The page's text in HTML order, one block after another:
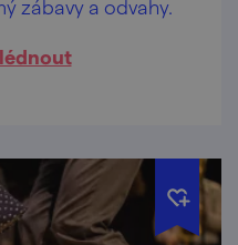
zábavy a odvahy.